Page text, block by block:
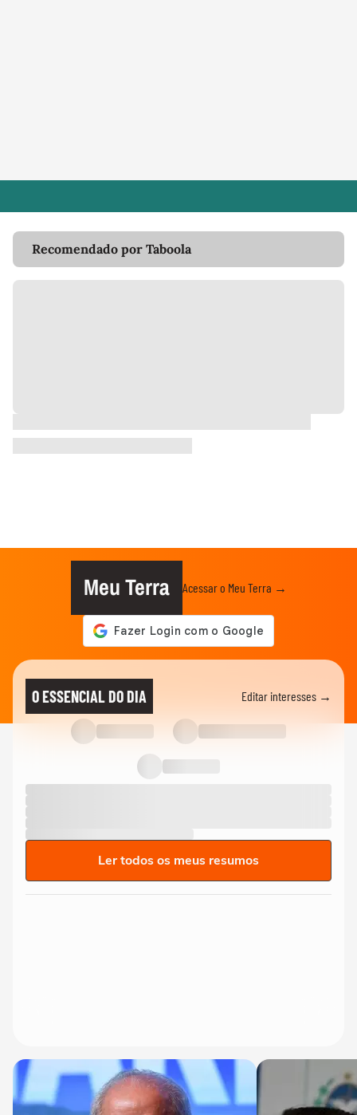
Recomendado por Taboola
Meu Terra Acessar o Meu Terra →
O ESSENCIAL DO DIA Editar interesses →
Ler todos os meus resumos